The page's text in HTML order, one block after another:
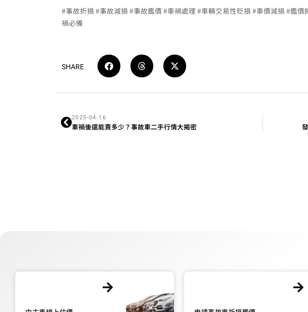
#事故折損 #事故減損 #事故鑑價 #車禍處理 #車輛交易性貶損 #車價減損 #鑑
禍必備
SHARE
2025-04-16
車禍後還能賣多少？事故車二手行情大揭密